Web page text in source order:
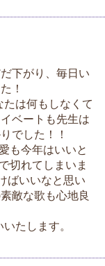
下がり、毎日い
！
は何もしなくて
ベートも先生は
でした！！
も今年はいいと
切れてしまいま
ばいいなと思い
敵な歌も心地良
たします。